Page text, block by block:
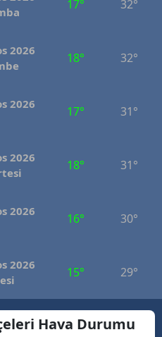
17° 32°
2026
18° 32°
2026
17° 31°
2026
18° 31°
2026
16° 30°
2026
15° 29°
Hava Durumu